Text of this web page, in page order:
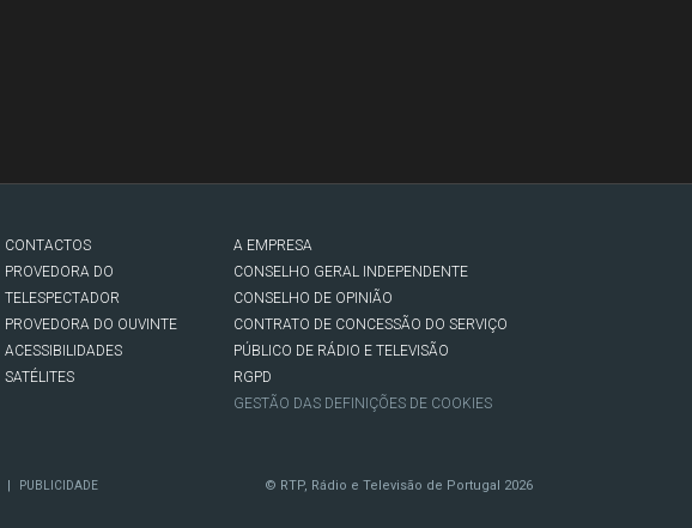
CONTACTOS
PROVEDORA DO
TELESPECTADOR
PROVEDORA DO OUVINTE
ACESSIBILIDADES
SATÉLITES
A EMPRESA
CONSELHO GERAL INDEPENDENTE
CONSELHO DE OPINIÃO
CONTRATO DE CONCESSÃO DO SERVIÇO
PÚBLICO DE RÁDIO E TELEVISÃO
RGPD
GESTÃO DAS DEFINIÇÕES DE COOKIES
| PUBLICIDADE © RTP, Rádio e Televisão de Portugal 2026